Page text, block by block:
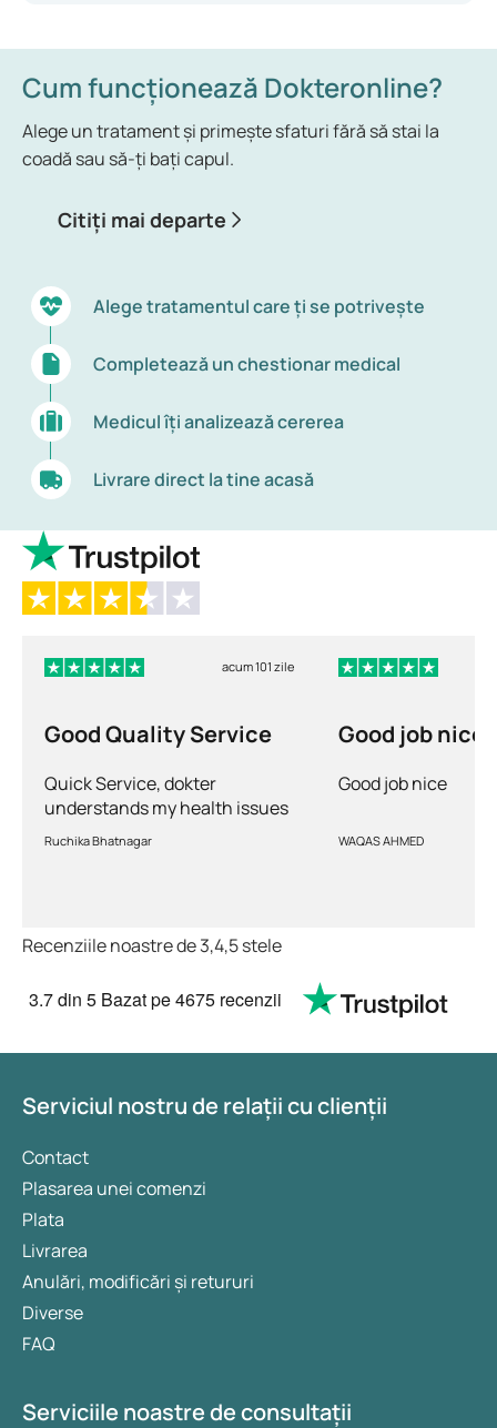
Cum funcționează Dokteronline?
Alege un tratament și primește sfaturi fără să stai la
coadă sau să-ți bați capul.
Citiți mai departe
Alege tratamentul care ți se potrivește
Completează un chestionar medical
Medicul îți analizează cererea
Livrare direct la tine acasă
acum 101 zile
Good Quality Service
Quick Service, dokter
understands my health issues
and good diagnosis
Ruchika Bhatnagar
Good job nice
Good job nice
WAQAS AHMED
Recenziile noastre de 3,4,5 stele
3.7din 5 Bazat pe4675 recenzii
Serviciul nostru de relații cu clienții
Contact
Plasarea unei comenzi
Plata
Livrarea
Anulări, modificări și retururi
Diverse
FAQ
Serviciile noastre de consultații